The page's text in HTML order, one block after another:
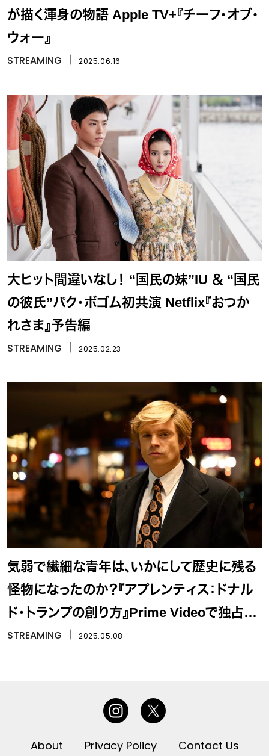
が描く渾身の物語 Apple TV+『チーフ・オブ・
ウォー』
STREAMING 2025.06.16
大ヒット間違いなし！ “国民の妹”IU ＆ “国民
の彼氏”パク・ボゴム初共演 Netflix『おつか
れさま』予告編
STREAMING 2025.02.23
気弱で繊細な青年は、いかにして歴史に残る
怪物になったのか？『アプレンティス：ドナル
ド・トランプの創り方』Prime Videoで独占配
信
STREAMING 2025.05.08
About Privacy Policy Contact Us